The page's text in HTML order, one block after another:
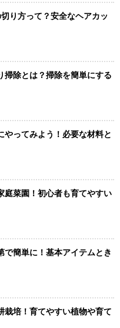
り方って？安全なヘアカッ
掃除とは？掃除を簡単にする
やってみよう！必要な材料と
庭菜園！初心者も育てやすい
で簡単に！基本アイテムとき
栽培！育てやすい植物や育て